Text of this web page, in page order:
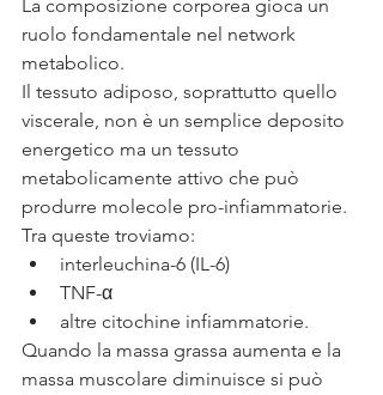
La composizione corporea gioca un
ruolo fondamentale nel network
metabolico.
Il tessuto adiposo, soprattutto quello
viscerale, non è un semplice deposito
energetico ma un tessuto
metabolicamente attivo che può
produrre molecole pro-infiammatorie.
Tra queste troviamo:
interleuchina-6 (IL-6)
TNF-α
altre citochine infiammatorie.
Quando la massa grassa aumenta e la
massa muscolare diminuisce si può